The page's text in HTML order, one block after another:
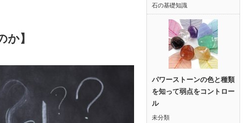
か】
石の基礎知識
パワーストーンの色と種類
を知って弱点をコントロー
ル
未分類